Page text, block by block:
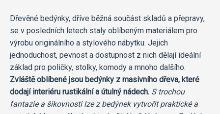
Dřevěné bedýnky, dříve běžná součást skladů a přepravy,
se v posledních letech staly oblíbeným materiálem pro
výrobu originálního a stylového nábytku. Jejich
jednoduchost, pevnost a dostupnost z nich dělají ideální
základ pro poličky, stolky, komody a mnoho dalšího.
Zvláště oblíbené jsou bedýnky z masivního dřeva, které
dodají interiéru rustikální a útulný nádech. S trochou
fantazie a šikovnosti lze z bedýnek vytvořit praktické a